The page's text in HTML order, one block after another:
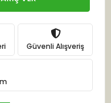
Güvenli Alışveriş